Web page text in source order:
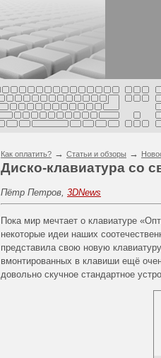
Как оплатить? → Статьи и обзоры →
Диско-клавиатура со
Пётр Петров, 3DNews
Пока мир мечтает о клавиатуре
некоторые идеи наших
представила свою новую
вмонтированных в клавиши ещё
довольно скучное стандартное